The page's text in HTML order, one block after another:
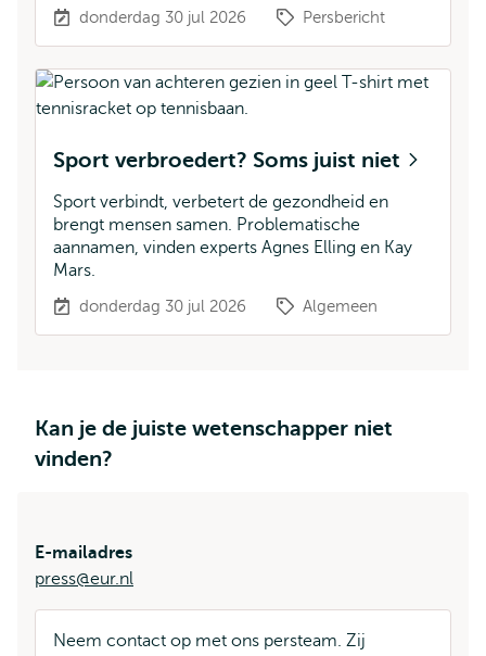
donderdag 30 jul 2026 Persbericht
Sport verbroedert? Soms juist niet
Sport verbindt, verbetert de gezondheid en
brengt mensen samen. Problematische
aannamen, vinden experts Agnes Elling en Kay
Mars.
donderdag 30 jul 2026 Algemeen
Kan je de juiste wetenschapper niet
vinden?
E-mailadres
press@eur.nl
Neem contact op met ons persteam. Zij